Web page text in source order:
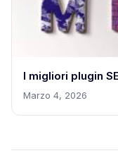
I migliori plugin
Marzo 4, 2026